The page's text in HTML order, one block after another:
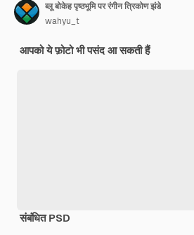
ब्लू बोकेह पृष्ठभूमि पर रंगीन त्रिकोण झंडे
wahyu_t
आपको ये फ़ोटो भी पसंद आ सकती हैं
संबंधित PSD